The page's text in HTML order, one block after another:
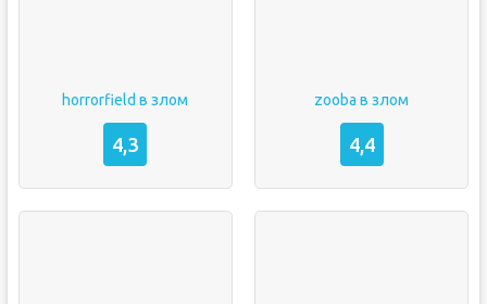
horrorfield в злом
4,3
zooba в злом
4,4